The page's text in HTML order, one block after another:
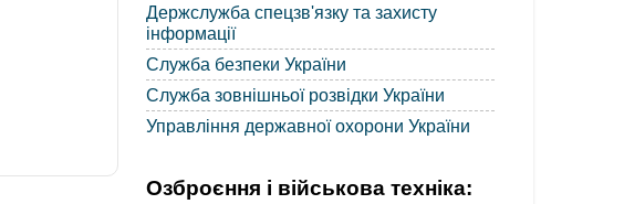
Держслужба спецзв'язку та захисту
інформації
Служба безпеки України
Служба зовнішньої розвідки України
Управління державної охорони України
Озброєння і військова техніка: